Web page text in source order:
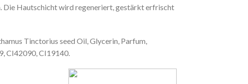
Die Hautschicht wird regeneriert, gestärkt erfrischt
Tinctorius seed Oil, Glycerin, Parfum,
CI42090, CI19140.